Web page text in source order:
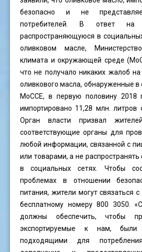
безопасно и не
потребителей. В ответ на
распространяющуюся в
оливковом масле,
климата и окружающей среде
что не получало никаких жалоб
оливкового масла, обнаруженные
MoCCE, в первую половину
импортировано 11,28 млн. литров
Орган власти призвал
соответствующие органы для
любой информации, связанной с
или товарами, а не
в социальных сетях. Чтобы
проблемах в отношении
питания, жители могут связаться
бесплатному номеру 800 3050.
должны обеспечить, чтобы
экспортируемые к нам, были
подходящими для